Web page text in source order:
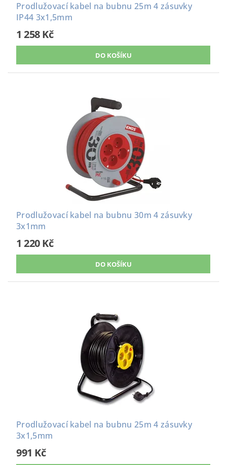
Prodlužovací kabel na bubnu 25m 4 zásuvky
IP44 3x1,5mm
1 258 Kč
Prodlužovací kabel na bubnu 30m 4 zásuvky
3x1mm
1 220 Kč
Prodlužovací kabel na bubnu 25m 4 zásuvky
3x1,5mm
991 Kč